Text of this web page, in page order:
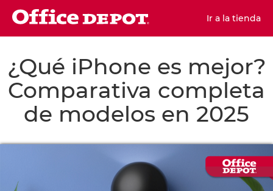
Ir a la tienda
¿Qué iPhone es mejor?
Comparativa completa
de modelos en 2025